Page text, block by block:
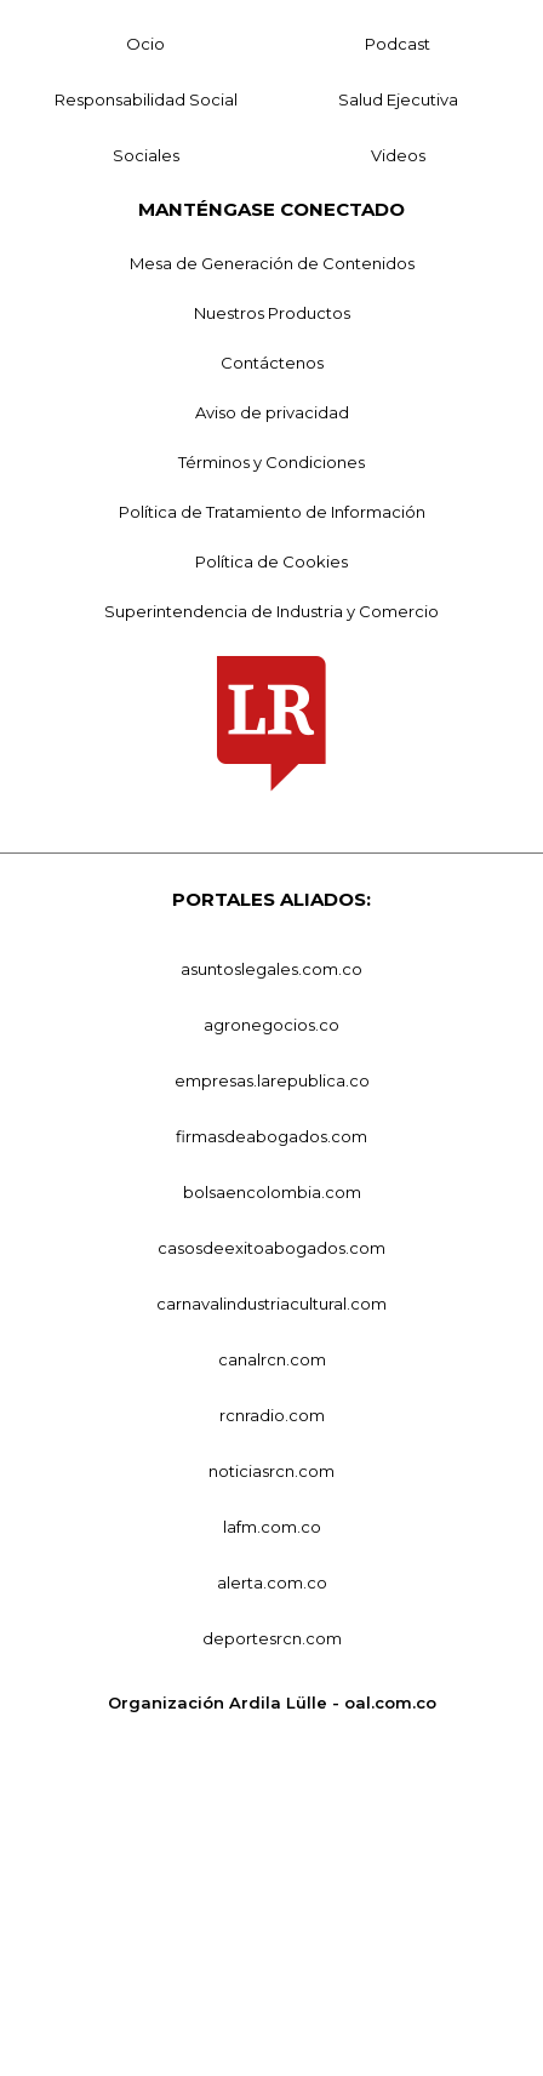
Ocio Podcast
Responsabilidad Social Salud Ejecutiva
Sociales Videos
MANTÉNGASE CONECTADO
Mesa de Generación de Contenidos
Nuestros Productos
Contáctenos
Aviso de privacidad
Términos y Condiciones
Política de Tratamiento de Información
Política de Cookies
Superintendencia de Industria y Comercio
PORTALES ALIADOS:
asuntoslegales.com.co
agronegocios.co
empresas.larepublica.co
firmasdeabogados.com
bolsaencolombia.com
casosdeexitoabogados.com
carnavalindustriacultural.com
canalrcn.com
rcnradio.com
noticiasrcn.com
lafm.com.co
alerta.com.co
deportesrcn.com
Organización Ardila Lülle - oal.com.co